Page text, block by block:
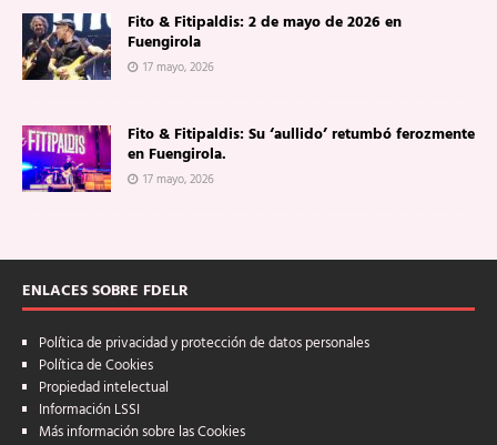
Fito & Fitipaldis: 2 de mayo de 2026 en
Fuengirola
17 mayo, 2026
Fito & Fitipaldis: Su ‘aullido’ retumbó ferozmente
en Fuengirola.
17 mayo, 2026
ENLACES SOBRE FDELR
Política de privacidad y protección de datos personales
Política de Cookies
Propiedad intelectual
Información LSSI
Más información sobre las Cookies